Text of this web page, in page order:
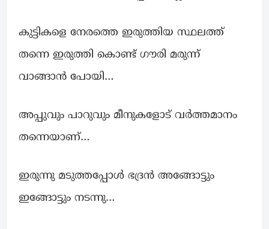
കുട്ടികളെ നേരത്തെ ഇരുത്തിയ സ്ഥലത്ത്
തന്നെ ഇരുത്തി കൊണ്ട് ഗൗരി മരുന്ന്
വാങ്ങാൻ പോയി…
അപ്പുവും പാറുവും മീനുകളോട് വർത്തമാനം
തന്നെയാണ്…
ഇരുന്നു മടുത്തപ്പോൾ ഭദ്രൻ അങ്ങോട്ടും
ഇങ്ങോട്ടും നടന്നു…